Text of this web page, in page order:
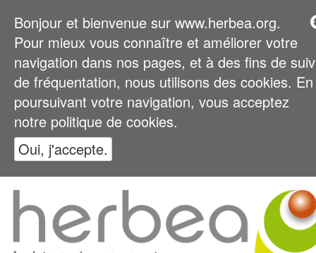
Bonjour et bienvenue sur www.herbea.org.
Pour mieux vous connaître et améliorer votre
navigation dans nos pages, et à des fins de
de fréquentation, nous utilisons des cookies. En
poursuivant votre navigation, vous acceptez
notre politique de cookies.
Oui, j'accepte.